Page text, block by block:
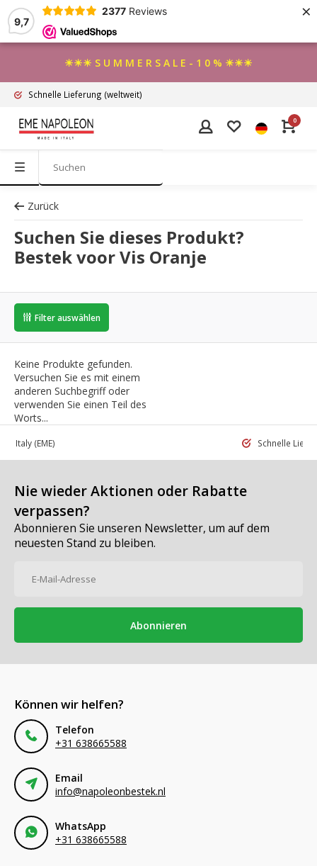
9,7
2377 Reviews ×
☀☀☀ S U M M E R S A L E - 1 0 % ☀☀☀
Schnelle Lieferung (weltweit)
0
Zurück
Suchen Sie dieses Produkt?
Bestek voor Vis Oranje
Filter auswählen
Keine Produkte gefunden.
Versuchen Sie es mit einem
anderen Suchbegriff oder
verwenden Sie einen Teil des
Worts...
in Italy (EME) Schnelle
Nie wieder Aktionen oder Rabatte
verpassen?
Abonnieren Sie unseren Newsletter, um auf dem
neuesten Stand zu bleiben.
Abonnieren
Können wir helfen?
Telefon
+31 638665588
Email
info@napoleonbestek.nl
WhatsApp
+31 638665588